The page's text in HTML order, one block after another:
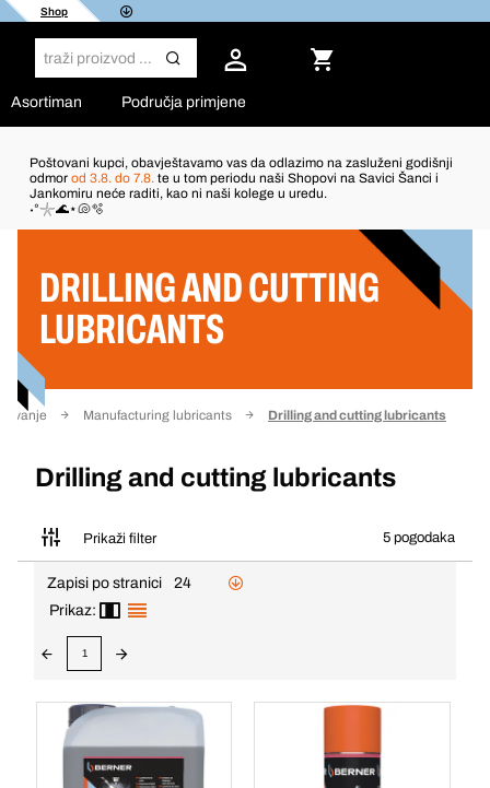
Shop
Asortiman Područja primjene
Poštovani kupci, obavještavamo vas da odlazimo na zasluženi godišnji
odmor od 3.8. do 7.8. te u tom periodu naši Shopovi na Savici Šanci i
Jankomiru neće raditi, kao ni naši kolege u uredu.
˖°𓇼🌊⋆🐚🫧
DRILLING AND CUTTING
LUBRICANTS
Manufacturing lubricants Drilling and cutting lubricants
Drilling and cutting lubricants
Prikaži filter 5 pogodaka
Filter
Zapisi po stranici
24
Prikaz:
1